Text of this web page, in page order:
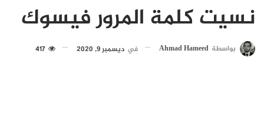
نسيت كلمة المرور فيسوك
بواسطة Ahmad Hameed في ديسمبر 9, 2020